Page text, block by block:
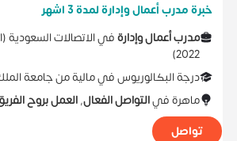
خبرة مدرب أعمال وإدارة لمدة 3 اشهر
مدرب أعمال وإدارةفيالاتصالات
2022
)
درجة البكالوريوسفيماليةمنجامعة
ماهرة فيالتواصل الفعال,العمل بروح
تواصل